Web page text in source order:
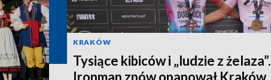
KRAKÓW
Tysiące kibiców i „ludzie z żelaza”.
Ironman znów opanował Kraków